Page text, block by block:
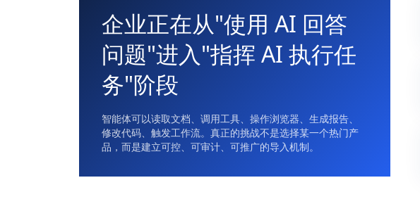
企业正在从"使用 AI 回答
问题"进入"指挥 AI 执行任
务"阶段
智能体可以读取文档、调用工具、操作浏览器、生成报告、
修改代码、触发工作流。真正的挑战不是选择某一个热门产
品，而是建立可控、可审计、可推广的导入机制。